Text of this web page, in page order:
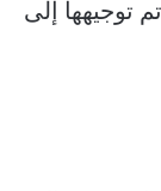
توجيهها إلى